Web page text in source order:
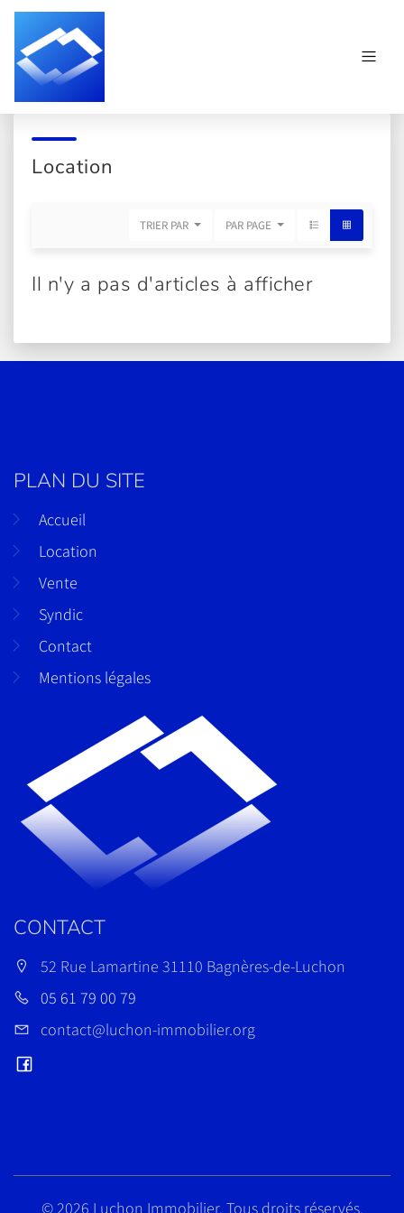
Location
TRIER PAR PAR PAGE
Il n'y a pas d'articles à afficher
PLAN DU SITE
Accueil
Location
Vente
Syndic
Contact
Mentions légales
CONTACT
52 Rue Lamartine 31110 Bagnères-de-Luchon
05 61 79 00 79
contact@luchon-immobilier.org
© 2026 Luchon Immobilier. Tous droits réservés.